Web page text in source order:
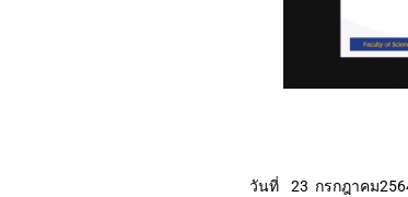
วันที่ 23 กรกฎาคม2564 คณะ